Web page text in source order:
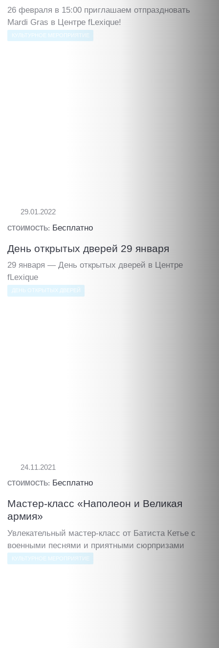
26 февраля в 15:00 приглашаем отпраздновать
Mardi Gras в Центре fLexique!
КУЛЬТУРНОЕ МЕРОПРИЯТИЕ
29.01.2022
СТОИМОСТЬ: Бесплатно
День открытых дверей 29 января
29 января — День открытых дверей в Центре
fLexique
ДЕНЬ ОТКРЫТЫХ ДВЕРЕЙ
24.11.2021
СТОИМОСТЬ: Бесплатно
Мастер-класс «Наполеон и Великая
армия»
Увлекательный мастер-класс от Батиста Кетье с
военными песнями и приятными сюрпризами
КУЛЬТУРНОЕ МЕРОПРИЯТИЕ